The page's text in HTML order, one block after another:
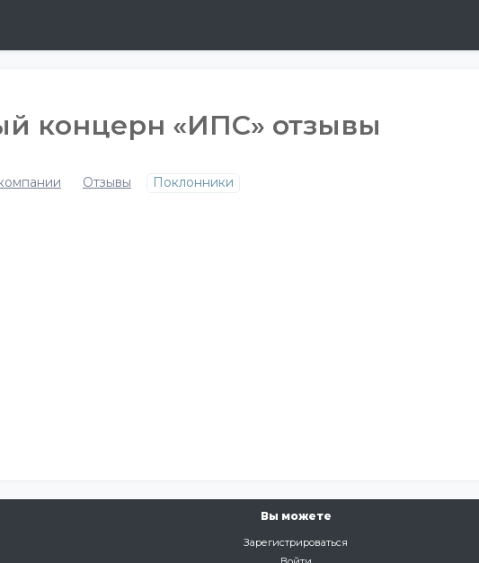
концерн «ИПС» отзывы
Отзывы Поклонники
Вы можете
Зарегистрироваться